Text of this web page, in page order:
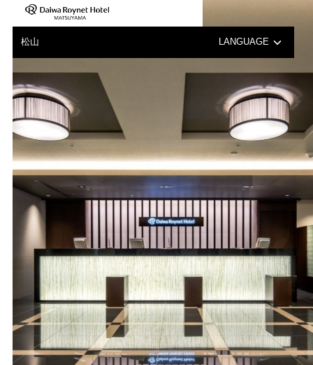
松山 LANGUAGE
English
中文（繁体字）
한국어
关于使用移动电源(充电宝）的注意事项